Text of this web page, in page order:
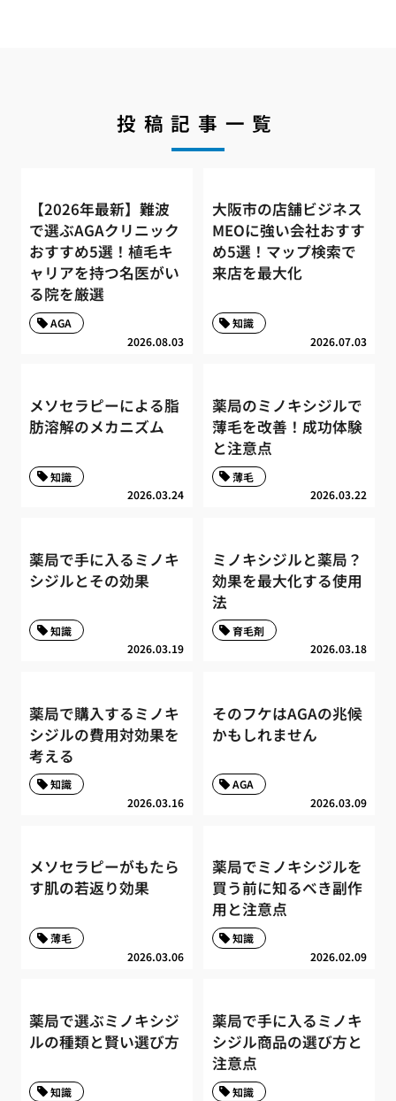
投稿記事一覧
【2026年最新】難波
で選ぶAGAクリニック
おすすめ5選！植毛キ
ャリアを持つ名医がい
る院を厳選
2026.08.03
AGA
大阪市の店舗ビジネス
MEOに強い会社おすす
め5選！マップ検索で
来店を最大化
2026.07.03
知識
メソセラピーによる脂
肪溶解のメカニズム
2026.03.24
知識
薬局のミノキシジルで
薄毛を改善！成功体験
と注意点
2026.03.22
薄毛
薬局で手に入るミノキ
シジルとその効果
2026.03.19
知識
ミノキシジルと薬局？
効果を最大化する使用
法
2026.03.18
育毛剤
薬局で購入するミノキ
シジルの費用対効果を
考える
2026.03.16
知識
そのフケはAGAの兆候
かもしれません
2026.03.09
AGA
メソセラピーがもたら
す肌の若返り効果
2026.03.06
薄毛
薬局でミノキシジルを
買う前に知るべき副作
用と注意点
2026.02.09
知識
薬局で選ぶミノキシジ
ルの種類と賢い選び方
知識
薬局で手に入るミノキ
シジル商品の選び方と
注意点
知識